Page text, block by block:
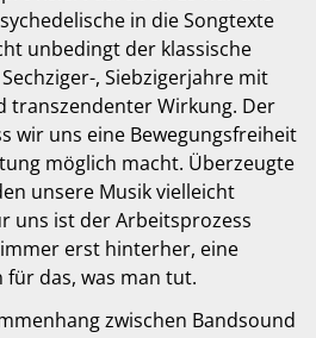
in die Songtexte
unbedingt der klassische
, Siebzigerjahre mit
transzendenter Wirkung. Der
wir uns eine Bewegungsfreiheit
möglich macht. Überzeugte
unsere Musik vielleicht
uns ist der Arbeitsprozess
erst hinterher, eine
für das, was man tut.
zwischen Bandsound